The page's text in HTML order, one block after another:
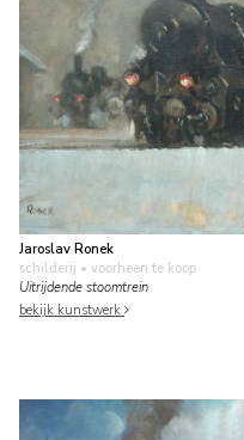
Jaroslav Ronek
schilderij • voorheen te koop
Uitrijdende stoomtrein
bekijk kunstwerk